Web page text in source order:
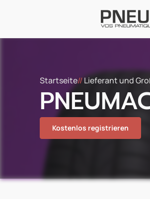
Startseite//Lieferant und
Kostenlos registrieren